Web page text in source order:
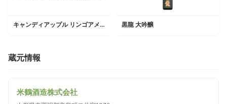
キャンディアップル リンゴアメ CANDY APPLE 黒龍 大吟醸
蔵元情報
米鶴酒造株式会社